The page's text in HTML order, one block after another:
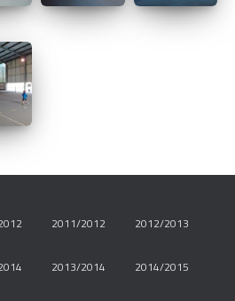
2011/2012 2012/2013
2013/2014 2014/2015